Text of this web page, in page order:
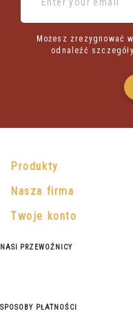
Możesz zrezygnować
odnaleźć
Produkty
Nasza firma
Twoje konto
NASI PRZEWOŹNICY
SPOSOBY PŁATNOŚCI